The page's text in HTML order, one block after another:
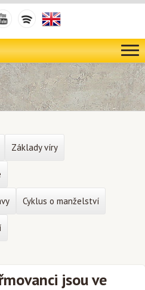
jsou ve
Základy víry
Cyklus o manželství